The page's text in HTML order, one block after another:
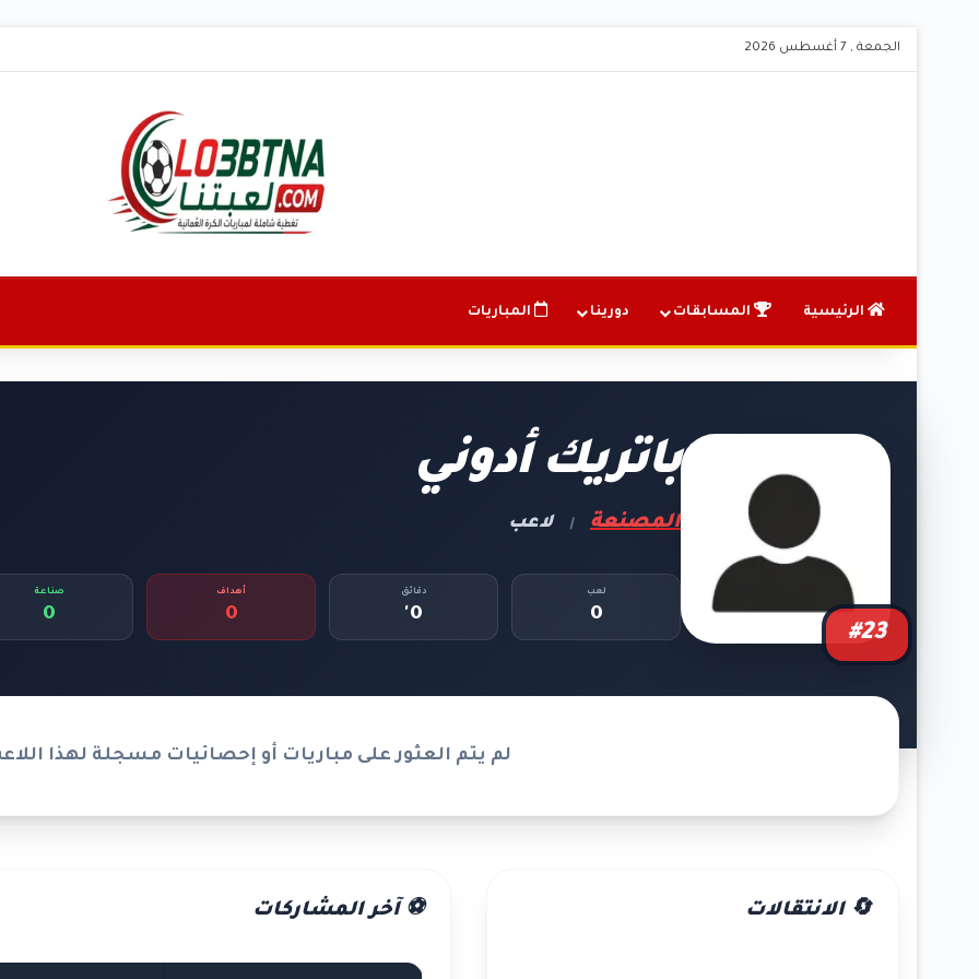
الجمعة , 7 أغسطس 2026
الرئيسية المسابقات دورينا المباريات
#23
باتريك أدوني
المصنعة | لاعب
لعب
0
دقائق
0'
أهداف
0
صناعة
0
لم يتم العثور على مباريات أو إحصائيات مسجلة لهذا
🔄 الانتقالات ⚽ آخر المشاركات